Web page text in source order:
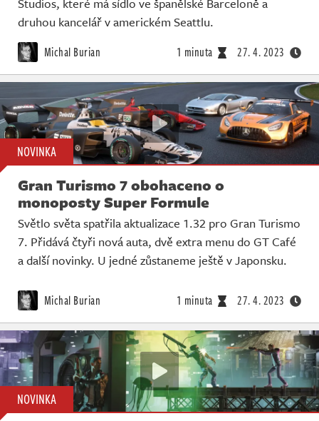
druhou kancelář v americkém Seattlu.
Michal Burian 1 minuta 27. 4. 2023
NOVINKA
Gran Turismo 7 obohaceno o
monoposty Super Formule
Světlo světa spatřila aktualizace 1.32 pro Gran Turismo
7. Přidává čtyři nová auta, dvě extra menu do GT Café
a další novinky. U jedné zůstaneme ještě v Japonsku.
Michal Burian 1 minuta 27. 4. 2023
NOVINKA